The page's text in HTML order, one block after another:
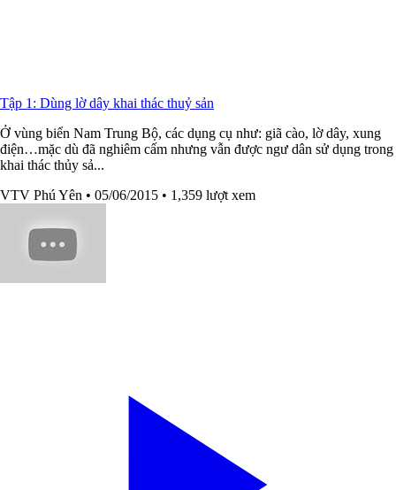
Tập 1: Dùng lờ dây khai thác thuỷ sản
Ở vùng biển Nam Trung Bộ, các dụng cụ như: giã cào, lờ dây, xung
điện…mặc dù đã nghiêm cấm nhưng vẫn được ngư dân sử dụng trong
khai thác thủy sả...
VTV Phú Yên • 05/06/2015 • 1,359 lượt xem